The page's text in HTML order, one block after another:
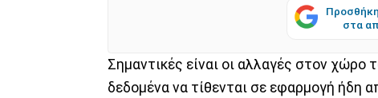
στα
Σημαντικές είναι οι αλλαγές στον χώρο
δεδομένα να τίθενται σε εφαρμογή ήδη